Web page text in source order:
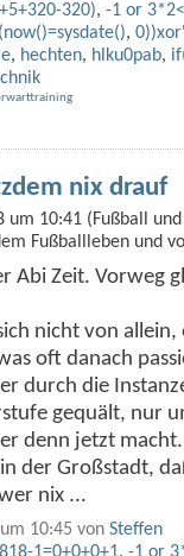
320), -1 or
,
, hechten, hlku0pab,
nix drauf
um 10:41 (Fußball
Fußballleben und
Abi Zeit. Vorweg
nicht von allein,
oft danach
durch die
gequält, nur
denn jetzt
der Großstadt,
nix ...
10:45 von Steffen